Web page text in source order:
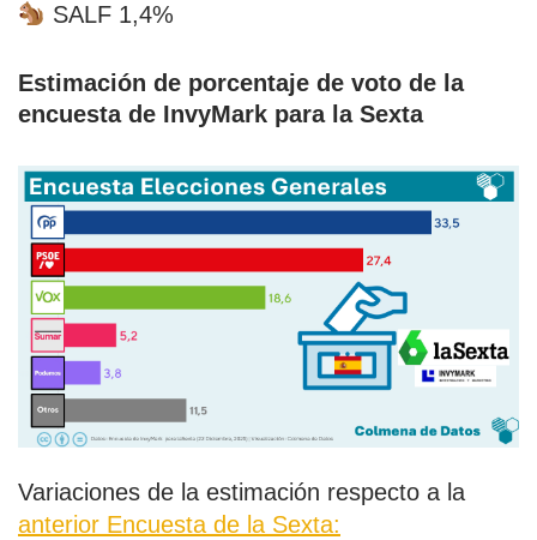
SALF 1,4%
Estimación de porcentaje de voto de la
encuesta de InvyMark para la Sexta
Variaciones de la estimación respecto a la
anterior Encuesta de la Sexta: